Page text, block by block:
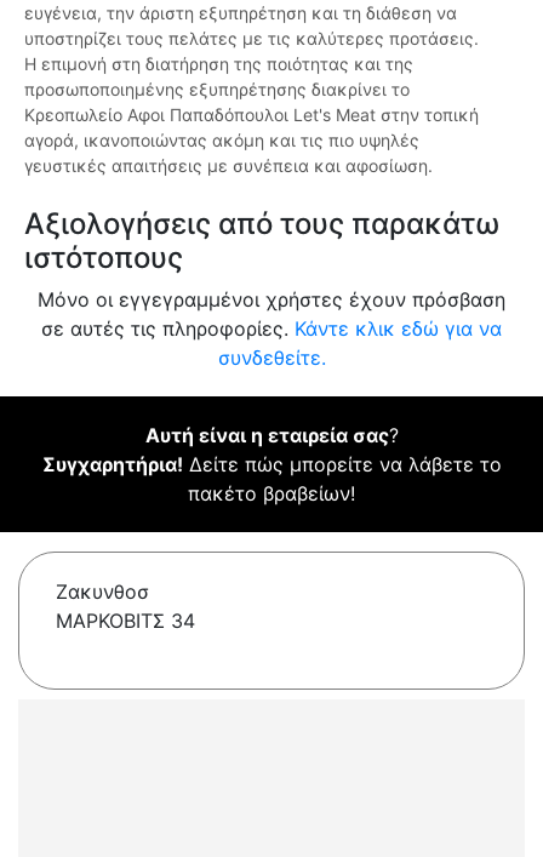
ευγένεια, την άριστη εξυπηρέτηση και τη διάθεση να
υποστηρίζει τους πελάτες με τις καλύτερες προτάσεις.
Η επιμονή στη διατήρηση της ποιότητας και της
προσωποποιημένης εξυπηρέτησης διακρίνει το
Κρεοπωλείο Αφοι Παπαδόπουλοι Let's Meat στην τοπική
αγορά, ικανοποιώντας ακόμη και τις πιο υψηλές
γευστικές απαιτήσεις με συνέπεια και αφοσίωση.
Αξιολογήσεις από τους παρακάτω
ιστότοπους
Μόνο οι εγγεγραμμένοι χρήστες έχουν πρόσβαση
σε αυτές τις πληροφορίες. Κάντε κλικ εδώ για να
συνδεθείτε.
Αυτή είναι η εταιρεία σας?
Συγχαρητήρια! Δείτε πώς μπορείτε να λάβετε το
πακέτο βραβείων!
Ζακυνθοσ
ΜΑΡΚΟΒΙΤΣ 34